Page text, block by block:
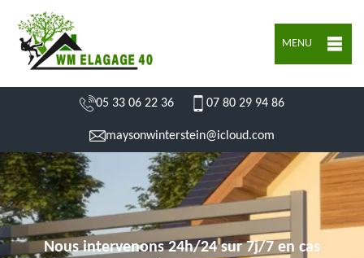
MENU
05 33 06 22 36 07 80 29 94 86
maysonwinterstein@icloud.com
Nous intervenons 24h/24 sur 7j/7 en cas